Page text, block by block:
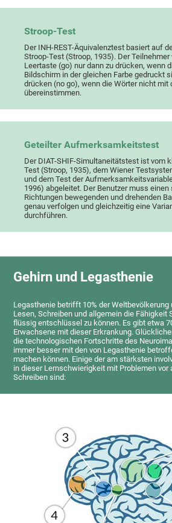
Stroop-Test
Der INH-REST-Äquivalenztest basiert auf
Stroop-Test (Stroop, 1935). Der
Leertaste (go) nur dann zu drücken, wenn
Bildschirm in der gleichen Farbe gedruckt
drücken (no go), wenn die Wörter nicht mit
übereinstimmen.
Geteilter Aufmerksamkeitstest
Der DIAT-SHIF-Simultaneitätstest ist vom
Test (Stroop, 1935), dem Wiener
und dem Test der
1996) abgeleitet. Der Benutzer muss einen
Richtungen bewegenden und drehenden
genau verfolgen und gleichzeitig eine
durchführen.
Gehirn und Legasthenie
Legasthenie betrifft 10% der Weltbevölkerung
Lesen, Schreiben und allgemein die Fähigkeit
flüssig entschlüssel zu können. Es gibt etwa
Erwachsene mit dieser Erkrankung.
die technologischen Fortschritte des
immer besser mit den von Legasthenie
machen können. Einige der am stärksten
in dieser Lernschwierigkeit mit Problemen vor
Schreiben sind: